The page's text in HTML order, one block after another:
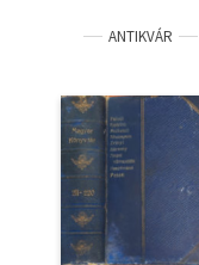
Tankönyv, segédkönyv
Társadalomtudomány
Természettudomány
Történelem
Vallás
ANTIKVÁR